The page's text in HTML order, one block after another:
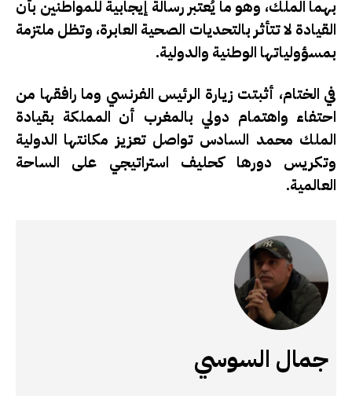
بهما الملك، وهو ما يُعتبر رسالة إيجابية للمواطنين بأن
القيادة لا تتأثر بالتحديات الصحية العابرة، وتظل ملتزمة
بمسؤولياتها الوطنية والدولية.
في الختام، أثبتت زيارة الرئيس الفرنسي وما رافقها من
احتفاء واهتمام دولي بالمغرب أن المملكة بقيادة
الملك محمد السادس تواصل تعزيز مكانتها الدولية
وتكريس دورها كحليف استراتيجي على الساحة
العالمية.
جمال السوسي